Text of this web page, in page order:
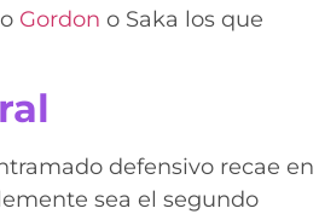
Gordon o Saka los que
defensivo recae en
sea el segundo